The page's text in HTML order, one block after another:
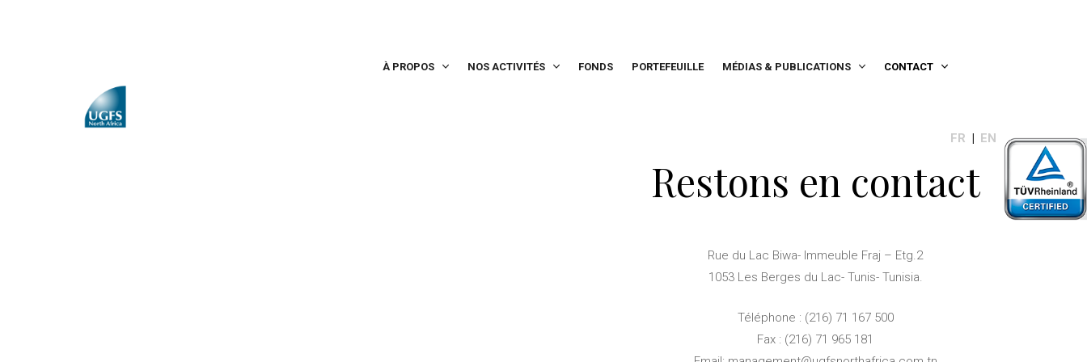
À PROPOS NOS ACTIVITÉS FONDS PORTEFEUILLE MÉDIAS & PUBLICATIONS CONTACT
FR EN
Restons en contact
Rue du Lac Biwa- Immeuble Fraj – Etg.2
1053 Les Berges du Lac- Tunis- Tunisia.
Téléphone : (216) 71 167 500
Fax : (216) 71 965 181